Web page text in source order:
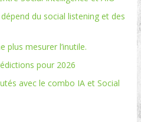
du social listening et des
plus mesurer l’inutile.
pour 2026
avec le combo IA et Social